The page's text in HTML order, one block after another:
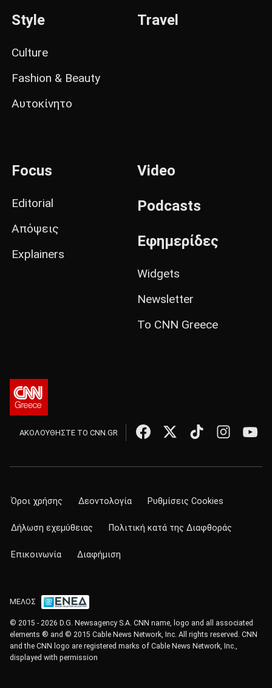
Style
Culture
Fashion & Beauty
Αυτοκίνητο
Travel
Focus
Editorial
Απόψεις
Explainers
Video
Podcasts
Εφημερίδες
Widgets
Newsletter
Το CNN Greece
ΑΚΟΛΟΥΘΗΣΤΕ ΤΟ CNN.GR
Όροι χρήσης Δεοντολογία Ρυθμίσεις Cookies
Δήλωση εχεμύθειας Πολιτική κατά της Διαφθοράς
Επικοινωνία Διαφήμιση
ΜΕΛΟΣ
© 2015 - 2026 D.G. Newsagency S.A. CNN name, logo and all associated
elements ® and © 2015 Cable News Network, Inc. All rights reserved. CNN
and the CNN logo are registered marks of Cable News Network, Inc.,
displayed with permission